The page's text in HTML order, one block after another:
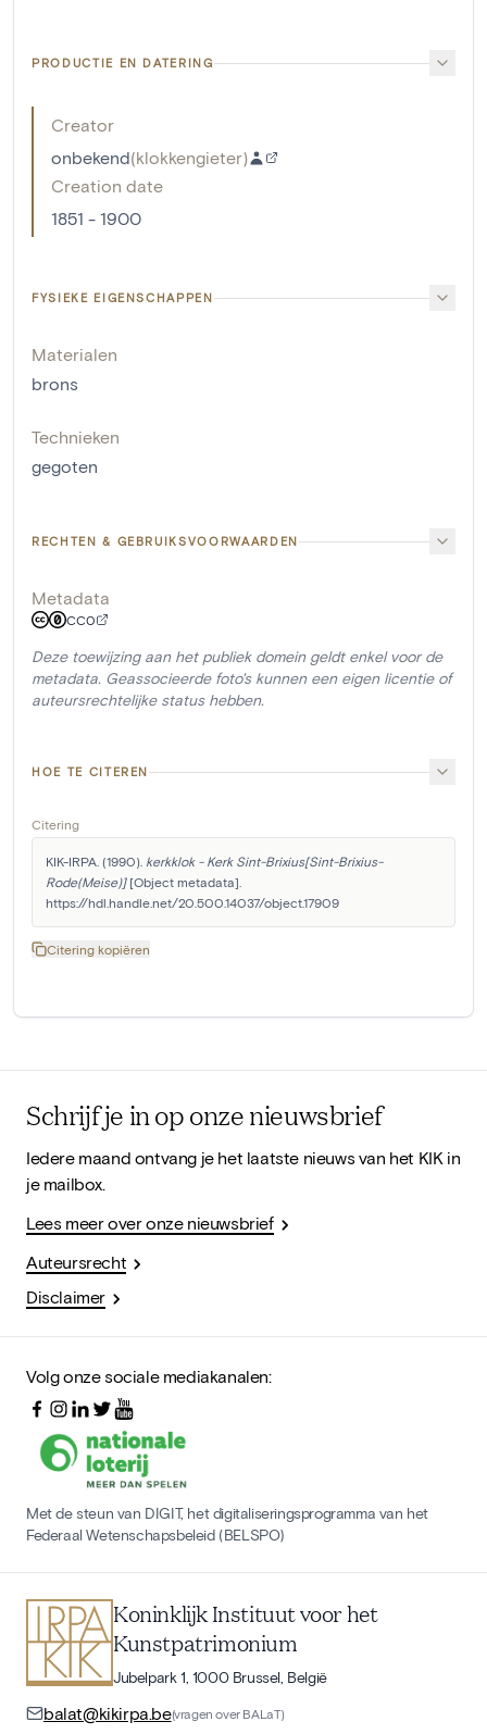
PRODUCTIE EN DATERING
Creator
onbekend(klokkengieter)
Creation date
1851 - 1900
FYSIEKE EIGENSCHAPPEN
Materialen
brons
Technieken
gegoten
RECHTEN & GEBRUIKSVOORWAARDEN
Metadata
CC0
Deze toewijzing aan het publiek domein geldt enkel voor de
metadata. Geassocieerde foto's kunnen een eigen licentie of
auteursrechtelijke status hebben.
HOE TE CITEREN
Citering
KIK-IRPA. (1990). kerkklok - Kerk Sint-Brixius[Sint-Brixius-
Rode(Meise)] [Object metadata].
https://hdl.handle.net/20.500.14037/object.17909
Citering kopiëren
Schrijf je in op onze nieuwsbrief
Iedere maand ontvang je het laatste nieuws van het KIK in
je mailbox.
Lees meer over onze nieuwsbrief
Auteursrecht
Disclaimer
Volg onze sociale mediakanalen:
Met de steun van DIGIT, het digitaliseringsprogramma van het
Federaal Wetenschapsbeleid (BELSPO)
Koninklijk Instituut voor het
Kunstpatrimonium
Jubelpark 1, 1000 Brussel, België
balat@kikirpa.be(vragen over BALaT)